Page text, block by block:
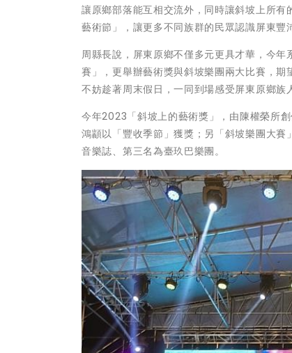
讓原鄉部落能互相交流外，同時讓斜坡上所
藝術節」，讓更多不同族群的民眾認識屏東豐
周縣長說，屏東原鄉不僅多元更具才華，今
賽」，更舉辦藝術獎與斜坡樂團兩大比賽，
不妨趁著周末假日，一同到場感受屏東原鄉族
今年2023「斜坡上的藝術獎」，由陳權榮所
鴻顓以「豐收季節」獲獎；另「斜坡樂團大
音樂誌、第三名為臺玖巴樂團。